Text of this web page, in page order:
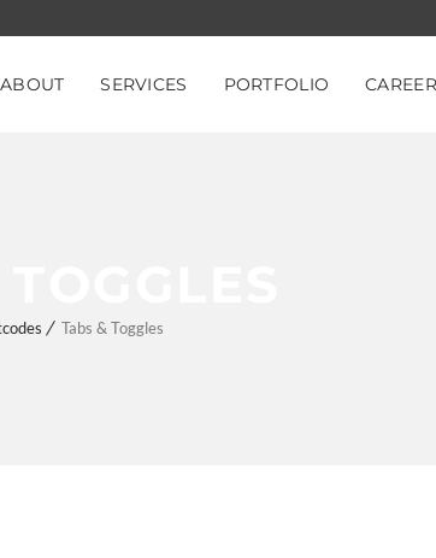
ABOUT SERVICES PORTFOLIO
Tabs & Toggles